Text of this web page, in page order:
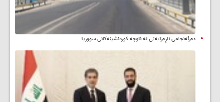
دەرئەنجامی ناڕەزایەتی لە ناوچە کوردنشینەکانی سووریا